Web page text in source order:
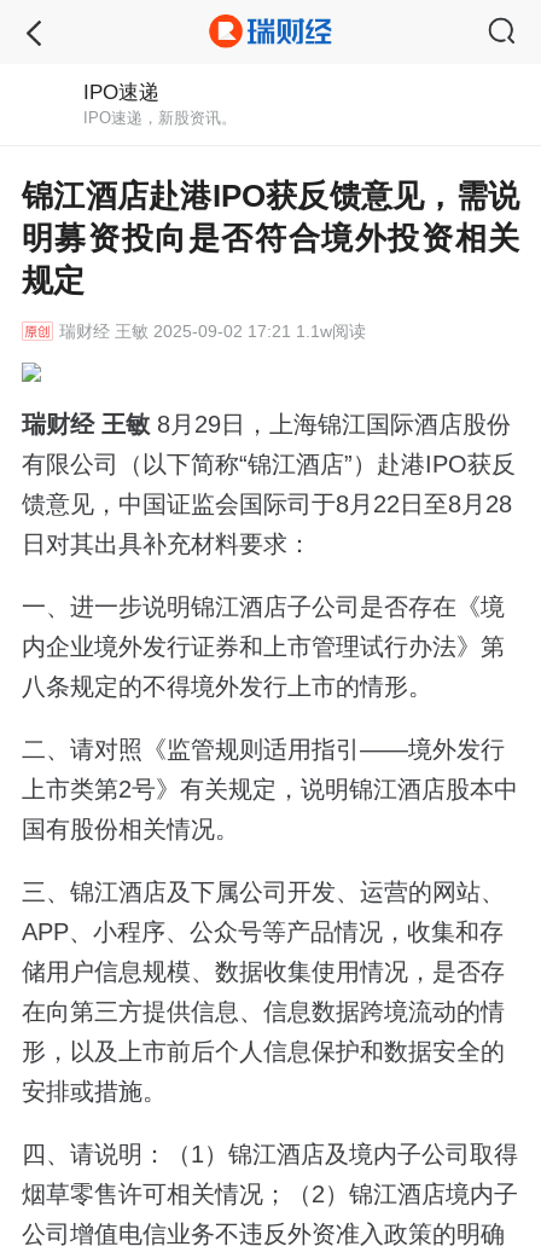
IPO速递
IPO速递，新股资讯。
锦江酒店赴港IPO获反馈意见，需说
明募资投向是否符合境外投资相关
规定
瑞财经王敏 2025-09-02 17:21 1.1w阅读
瑞财经 王敏 8月29日，上海锦江国际酒店股份
有限公司（以下简称“锦江酒店”）赴港IPO获反
馈意见，中国证监会国际司于8月22日至8月28
日对其出具补充材料要求：
一、进一步说明锦江酒店子公司是否存在《境
内企业境外发行证券和上市管理试行办法》第
八条规定的不得境外发行上市的情形。
二、请对照《监管规则适用指引——境外发行
上市类第2号》有关规定，说明锦江酒店股本中
国有股份相关情况。
三、锦江酒店及下属公司开发、运营的网站、
APP、小程序、公众号等产品情况，收集和存
储用户信息规模、数据收集使用情况，是否存
在向第三方提供信息、信息数据跨境流动的情
形，以及上市前后个人信息保护和数据安全的
安排或措施。
四、请说明：（1）锦江酒店及境内子公司取得
烟草零售许可相关情况；（2）锦江酒店境内子
公司增值电信业务不违反外资准入政策的明确